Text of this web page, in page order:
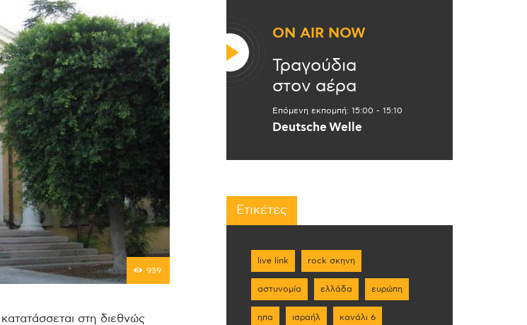
939
στη διεθνώς
ON AIR NOW
Τραγούδια
στον αέρα
Επόμενη εκπομπή: 15:00 - 15:10
Deutsche Welle
Ετικέτες
live link rock σκηνη
αστυνομία ελλάδα ευρώπη
ηπα ισραήλ κανάλι 6